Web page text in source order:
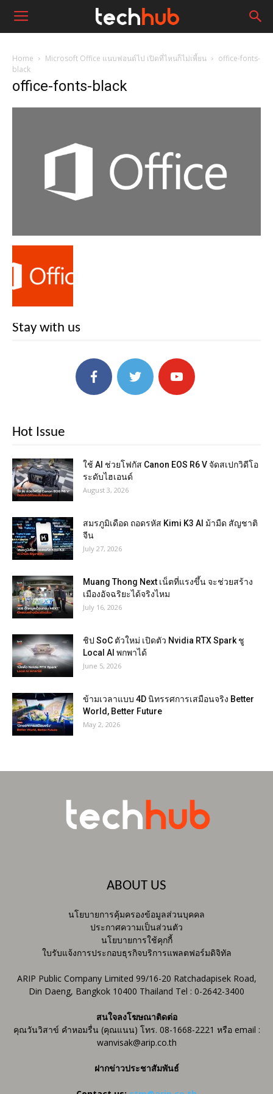
Home Microsoft Office แนบฟอนต์ไป เปิดที่ไหนก็ไม่เพี้ยน
office-fonts-
black
office-fonts-black
Stay with us
Hot Issue
ใช้ AI ช่วยโฟกัส Canon EOS R6 V จัดสเปกวิดีโอ
ระดับไฮเอนด์
August 3, 2026
สมรภูมิเดือด ถอดรหัส Kimi K3 AI ม้ามืด สัญชาติ
จีน
July 27, 2026
Muang Thong Next เน็ตที่แรงขึ้น จะช่วยสร้าง
เมืองอัจฉริยะได้จริงไหม
July 16, 2026
ชิป SoC ตัวใหม่ เปิดตัว Nvidia RTX Spark ชู
Local AI พกพาได้
June 5, 2026
ข้ามเวลาแบบ 4D นิทรรศการเสมือนจริง Better
World, Better Future
May 2, 2026
ABOUT US
นโยบายการคุ้มครองข้อมูลส่วนบุคคล
ประกาศความเป็นส่วนตัว
นโยบายการใช้คุกกี้
ใบรับแจ้งการประกอบธุรกิจบริการแพลตฟอร์มดิจิทัล
ARIP Public Company Limited 99/16-20 Ratchadapisek Road,
Din Daeng, Bangkok 10400 Thailand Tel : 0-2642-3400
สนใจลงโฆษณาติดต่อ
คุณวันวิสาข์ คำหอมรื่น (คุณแนน) โทร. 08-1668-2221 หรือ email :
wanvisak@arip.co.th
ฝากข่าวประชาสัมพันธ์